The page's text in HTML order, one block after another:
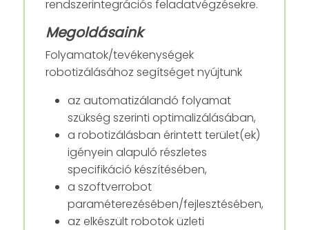
rendszerintegrációs feladatvégzésekre.
Megoldásaink
Folyamatok/tevékenységek
robotizálásához segítséget nyújtunk
az automatizálandó folyamat
szükség szerinti optimalizálásában,
a robotizálásban érintett terület(ek)
igényein alapuló részletes
specifikáció készítésében,
a szoftverrobot
paraméterezésében/fejlesztésében,
az elkészült robotok üzleti